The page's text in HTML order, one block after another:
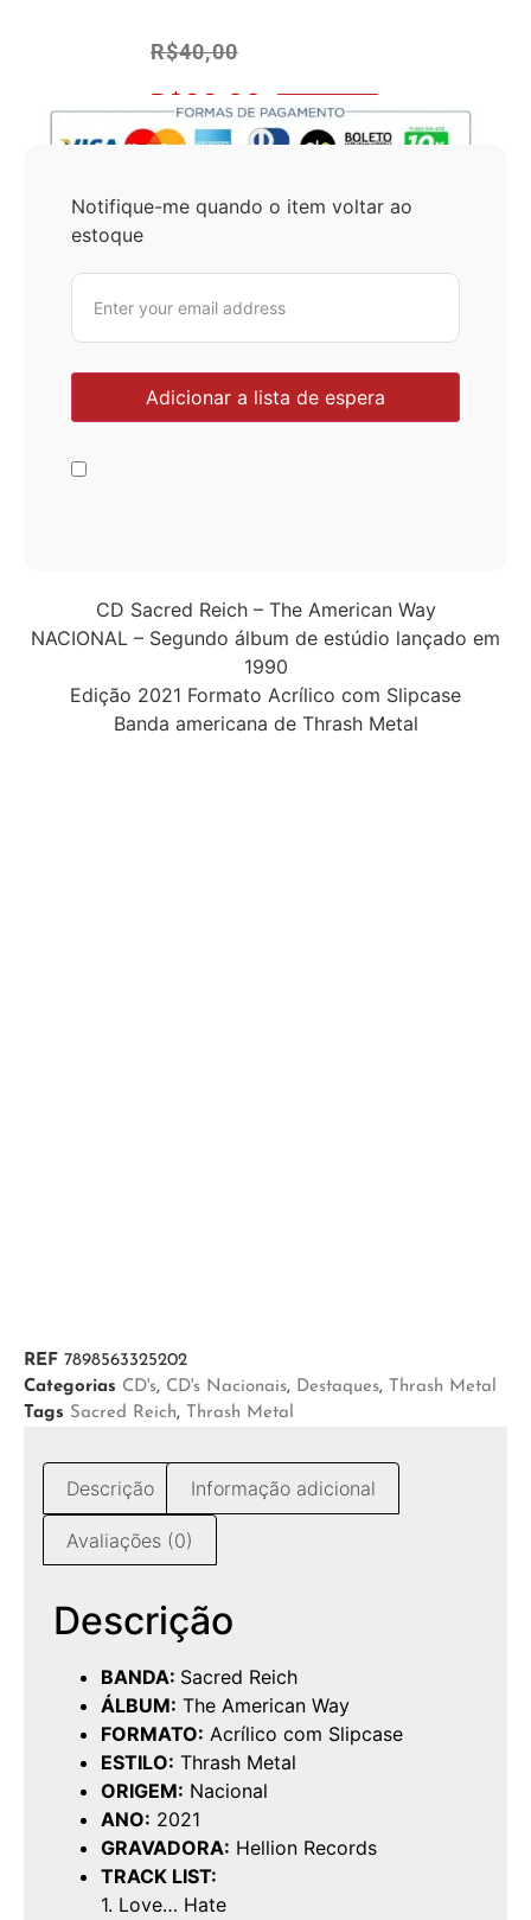
R$40,00
R$38,00 No Pix 5% OFF
Notifique-me quando o item voltar ao
estoque
CD Sacred Reich – The American Way
NACIONAL – Segundo álbum de estúdio lançado em
1990
Edição 2021 Formato Acrílico com Slipcase
Banda americana de Thrash Metal
REF 7898563325202
Categorias CD's, CD's Nacionais, Destaques, Thrash Metal
Tags Sacred Reich, Thrash Metal
Descrição Informação adicional
Avaliações (0)
Descrição
BANDA: Sacred Reich
ÁLBUM: The American Way
FORMATO: Acrílico com Slipcase
ESTILO: Thrash Metal
ORIGEM: Nacional
ANO: 2021
GRAVADORA: Hellion Records
TRACK LIST:
1. Love… Hate